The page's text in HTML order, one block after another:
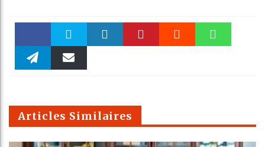
Faceboo Twitter
m
Articles Similaires